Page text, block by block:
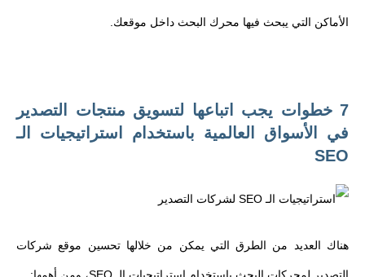
الأماكن التي يبحث فيها محرك البحث داخل موقعك.
7 خطوات يجب اتباعها لتسويق منتجات التصدير
في الأسواق العالمية باستخدام استراتيجيات الـ
SEO
هناك العديد من الطرق التي يمكن من خلالها تحسين موقع شركات
التصدير لمحركات البحث باستخدام استراتيجيات الـ SEO، ومن أهمها: